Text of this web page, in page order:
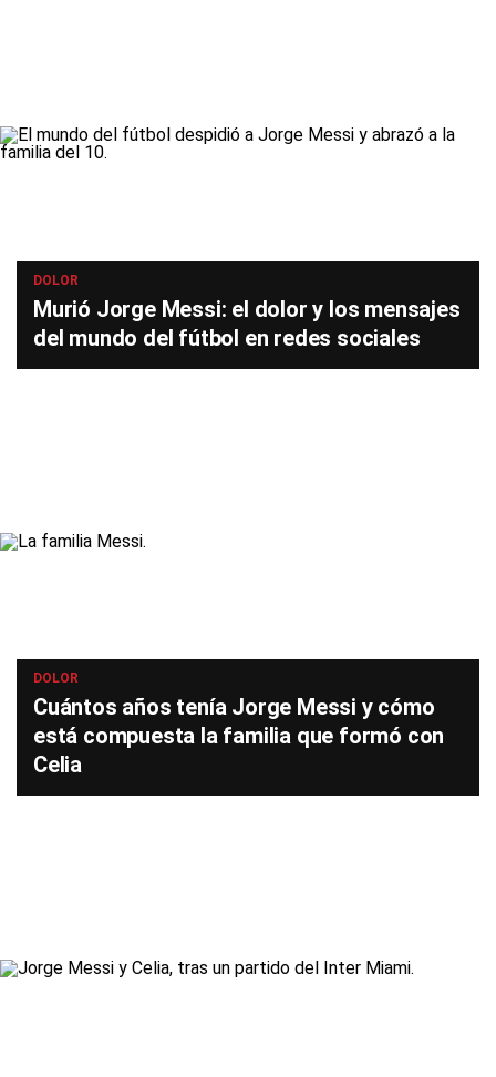
DOLOR
Murió Jorge Messi: el dolor y los mensajes
del mundo del fútbol en redes sociales
DOLOR
Cuántos años tenía Jorge Messi y cómo
está compuesta la familia que formó con
Celia